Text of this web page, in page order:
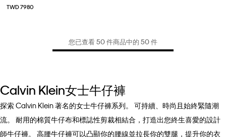
TWD 7980
您已查看 50 件商品中的 50 件
Calvin Klein女士牛仔褲
探索 Calvin Klein 著名的女士牛仔褲系列。 可持續、時尚且始終緊隨潮
流。 耐用的棉質牛仔布和標誌性剪裁相結合，打造出您終生喜愛的設計
師牛仔褲。 高腰牛仔褲可以凸顯你的腰線並拉長你的雙腿，提升你的衣